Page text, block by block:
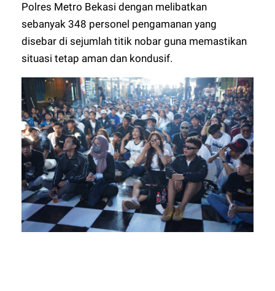
Polres Metro Bekasi dengan melibatkan
sebanyak 348 personel pengamanan yang
disebar di sejumlah titik nobar guna memastikan
situasi tetap aman dan kondusif.